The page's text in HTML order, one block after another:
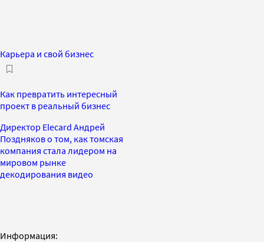
Карьера и свой бизнес
Как превратить интересный
проект в реальный бизнес
Директор Elecard Андрей
Поздняков о том, как томская
компания стала лидером на
мировом рынке
декодирования видео
Информация: